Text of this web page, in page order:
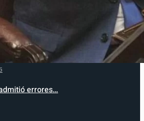
errores…